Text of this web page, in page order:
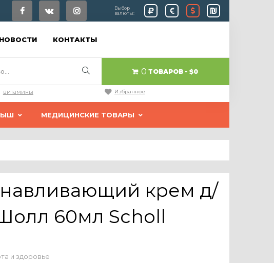
Выбор
валюты:
НОВОСТИ КОНТАКТЫ
0 ТОВАРОВ $0
витамины Избранное
МЕДИЦИНСКИЕ ТОВАРЫ
крем д/
60мл Scholl
и здоровье